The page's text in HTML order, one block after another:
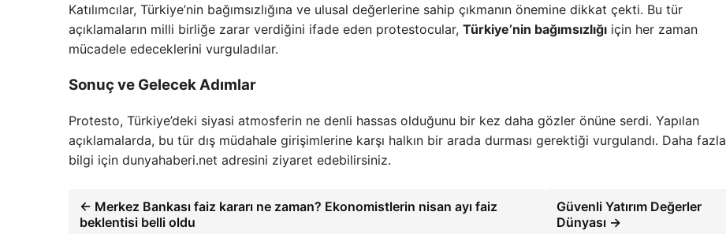
Katılımcılar, Türkiye’nin bağımsızlığına ve ulusal değerlerine sahip çıkmanın önemine dikkat çekti. Bu tür
açıklamaların milli birliğe zarar verdiğini ifade eden protestocular, Türkiye’nin bağımsızlığı için her zaman
mücadele edeceklerini vurguladılar.
Sonuç ve Gelecek Adımlar
Protesto, Türkiye’deki siyasi atmosferin ne denli hassas olduğunu bir kez daha gözler önüne serdi. Yapılan
açıklamalarda, bu tür dış müdahale girişimlerine karşı halkın bir arada durması gerektiği vurgulandı. Daha fazla
bilgi için dunyahaberi.net adresini ziyaret edebilirsiniz.
← Merkez Bankası faiz kararı ne zaman? Ekonomistlerin nisan ayı faiz
beklentisi belli oldu
Güvenli Yatırım Değerler
Dünyası →